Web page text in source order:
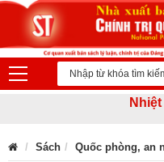
Nhiệt
Sách Quốc phòng, an